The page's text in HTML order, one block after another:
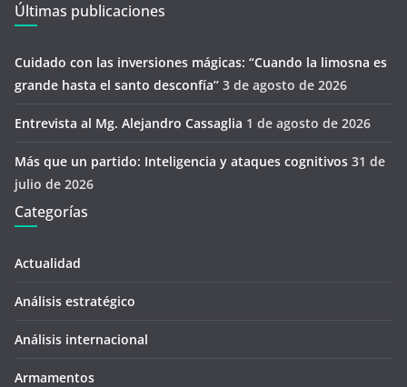
Últimas publicaciones
Cuidado con las inversiones mágicas: “Cuando la limosna es
grande hasta el santo desconfía’’ 3 de agosto de 2026
Entrevista al Mg. Alejandro Cassaglia 1 de agosto de 2026
Más que un partido: Inteligencia y ataques cognitivos 31 de
julio de 2026
Categorías
Actualidad
Análisis estratégico
Análisis internacional
Armamentos